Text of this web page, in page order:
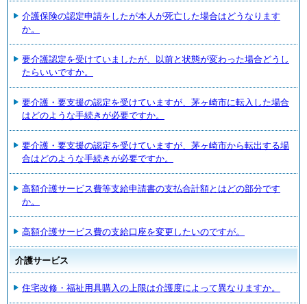
介護保険の認定申請をしたが本人が死亡した場合はどうなります
か。
要介護認定を受けていましたが、以前と状態が変わった場合どうし
たらいいですか。
要介護・要支援の認定を受けていますが、茅ヶ崎市に転入した場合
はどのような手続きが必要ですか。
要介護・要支援の認定を受けていますが、茅ヶ崎市から転出する場
合はどのような手続きが必要ですか。
高額介護サービス費等支給申請書の支払合計額とはどの部分です
か。
高額介護サービス費の支給口座を変更したいのですが。
介護サービス
住宅改修・福祉用具購入の上限は介護度によって異なりますか。